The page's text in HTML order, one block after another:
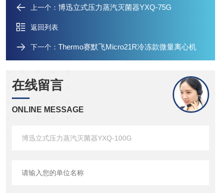
上一个： 博迅立式压力蒸汽灭菌器YXQ-75G
返回列表
下一个： Thermo赛默飞Micro21R冷冻款微量离心机
在线留言
ONLINE MESSAGE